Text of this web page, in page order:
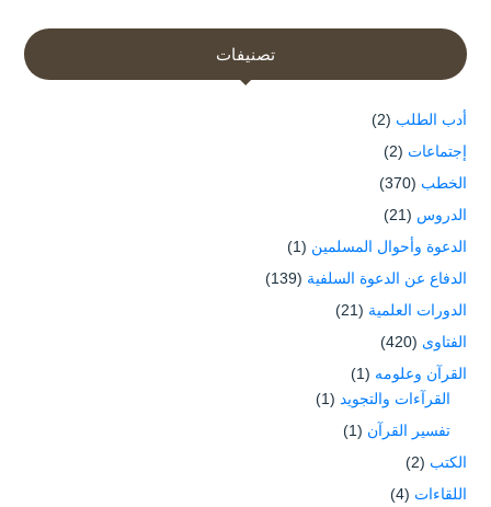
تصنيفات
أدب الطلب (2)
إجتماعات (2)
الخطب (370)
الدروس (21)
الدعوة وأحوال المسلمين (1)
الدفاع عن الدعوة السلفية (139)
الدورات العلمية (21)
الفتاوى (420)
القرآن وعلومه (1)
القرآءات والتجويد (1)
تفسير القرآن (1)
الكتب (2)
اللقاءات (4)